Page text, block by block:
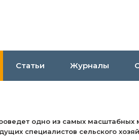
Статьи Журналы
одно из самых
специалистов сельского